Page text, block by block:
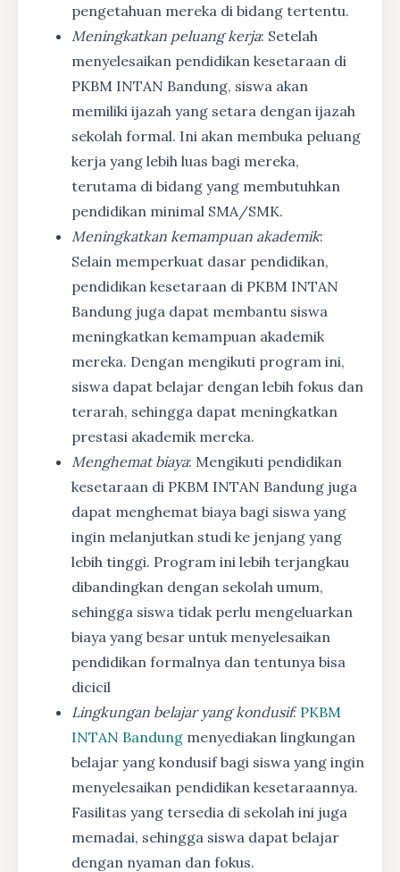
pengetahuan mereka di bidang tertentu.
Meningkatkan peluang kerja: Setelah
menyelesaikan pendidikan kesetaraan di
PKBM INTAN Bandung, siswa akan
memiliki ijazah yang setara dengan ijazah
sekolah formal. Ini akan membuka peluang
kerja yang lebih luas bagi mereka,
terutama di bidang yang membutuhkan
pendidikan minimal SMA/SMK.
Meningkatkan kemampuan akademik:
Selain memperkuat dasar pendidikan,
pendidikan kesetaraan di PKBM INTAN
Bandung juga dapat membantu siswa
meningkatkan kemampuan akademik
mereka. Dengan mengikuti program ini,
siswa dapat belajar dengan lebih fokus dan
terarah, sehingga dapat meningkatkan
prestasi akademik mereka.
Menghemat biaya: Mengikuti pendidikan
kesetaraan di PKBM INTAN Bandung juga
dapat menghemat biaya bagi siswa yang
ingin melanjutkan studi ke jenjang yang
lebih tinggi. Program ini lebih terjangkau
dibandingkan dengan sekolah umum,
sehingga siswa tidak perlu mengeluarkan
biaya yang besar untuk menyelesaikan
pendidikan formalnya dan tentunya bisa
dicicil
Lingkungan belajar yang kondusif: PKBM
INTAN Bandung menyediakan lingkungan
belajar yang kondusif bagi siswa yang ingin
menyelesaikan pendidikan kesetaraannya.
Fasilitas yang tersedia di sekolah ini juga
memadai, sehingga siswa dapat belajar
dengan nyaman dan fokus.